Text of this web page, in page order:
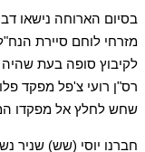
בסיום הארוחה נישאו
מזרחי לוחם סיירת
לקיבוץ סופה בעת
רס"ן רועי צ'פל מפקד
שחש לחלץ אל מפקדו
חברנו יוסי (שש) שניר